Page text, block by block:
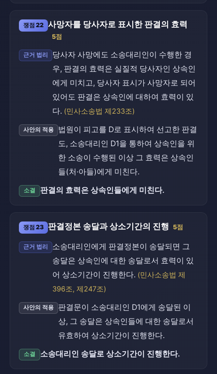
쟁점 22 사망자를 당사자로 표시한 판결의 효력
5점
근거 법리
당사자 사망에도 소송대리인이 수행한 경
우, 판결의 효력은 실질적 당사자인 상속인
에게 미치고, 당사자 표시가 사망자로 되어
있어도 판결은 상속인에 대하여 효력이 있
다. (민사소송법 제233조)
사안의 적용
법원이 피고를 D로 표시하여 선고한 판결
도, 소송대리인 D1을 통하여 상속인을 위
한 소송이 수행된 이상 그 효력은 상속인
들(처·아들)에게 미친다.
소결 판결의 효력은 상속인들에게 미친다.
쟁점 23 판결정본 송달과 상소기간의 진행 5점
근거 법리
소송대리인에게 판결정본이 송달되면 그
송달은 상속인에 대한 송달로서 효력이 있
어 상소기간이 진행한다. (민사소송법 제
396조, 제247조)
사안의 적용
판결문이 소송대리인 D1에게 송달된 이
상, 그 송달은 상속인들에 대한 송달로서
유효하여 상소기간이 진행한다.
소결 소송대리인 송달로 상소기간이 진행한다.